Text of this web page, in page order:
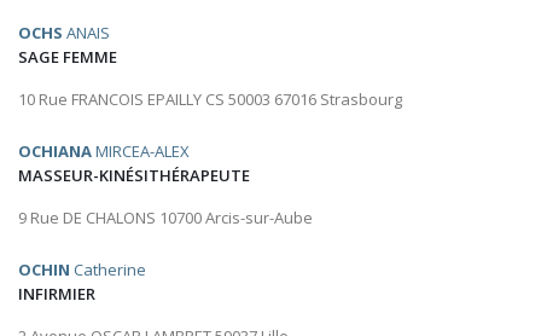
OCHS ANAIS
SAGE FEMME
10 Rue FRANCOIS EPAILLY CS 50003 67016 Strasbourg
OCHIANAMIRCEA-ALEX
MASSEUR-KINÉSITHÉRAPEUTE
9 Rue DE CHALONS 10700 Arcis-sur-Aube
OCHIN Catherine
INFIRMIER